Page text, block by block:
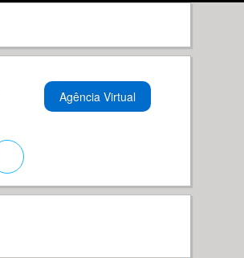
Agência Virtual